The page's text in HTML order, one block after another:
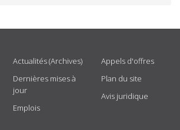
Actualités (Archives)
Dernières mises à
jour
Emplois
Appels d'offres
Plan du site
Avis juridique